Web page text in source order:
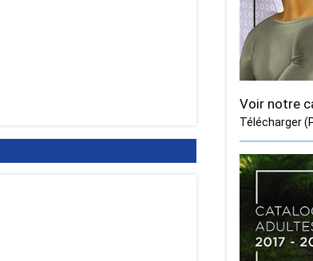
Voir notre
Télécharger